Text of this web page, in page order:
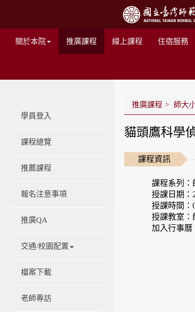
關於本院 推廣課程 線上課程 住宿服務
學員登入
課程總覽
推薦課程
報名注意事項
推廣QA
交通/校園配置
檔案下載
老師專訪
推廣課程 師大
貓頭鷹科學
課程資訊
課程系列：
授課日期：
授課時間：
授課教室：
加入行事曆